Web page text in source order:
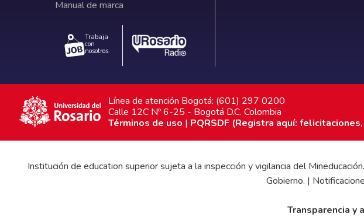
Manual de marca
Trabaja
con
nosotros.
Línea de atención Bogotá: (601) 297 0200
Calle 12C Nº 6-25 - Bogotá D.C. Colombia
Términos de uso | PQRSDF (Registra aquí:
Institución de education superior sujeta a la inspección y vigilancia del
Gobierno. |
Transparencia y